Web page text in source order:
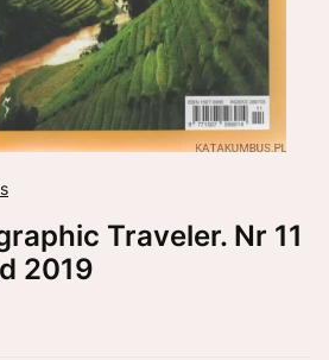
Traveler. Nr 11
2019